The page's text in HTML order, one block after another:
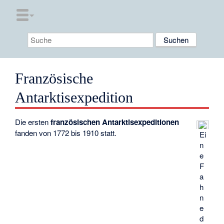
Französische
Antarktisexpedition
Ei
n
e
F
a
h
n
e
d
Die erstenfranzösischen Antarktisexpeditionen
fanden von 1772 bis 1910 statt.